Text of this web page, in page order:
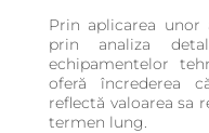
Prin aplicarea unor
prin analiza
echipamentelor
oferă încrederea
reflectă valoarea sa
termen lung.